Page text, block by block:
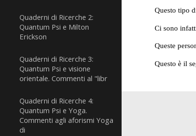
Quaderni di Ricerche 2:
Quantum Psi e Milton
Erickson
Quaderni di Ricerche 3:
Quantum Psi e visione
orientale. Commenti al "libr
Quaderni di Ricerche 4:
Quantum Psi e Yoga.
Commenti agli aforismi Yoga
di
Questo tipo
Ci sono
Queste
Questo è il